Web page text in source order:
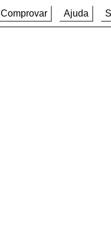
Comprovar Ajuda